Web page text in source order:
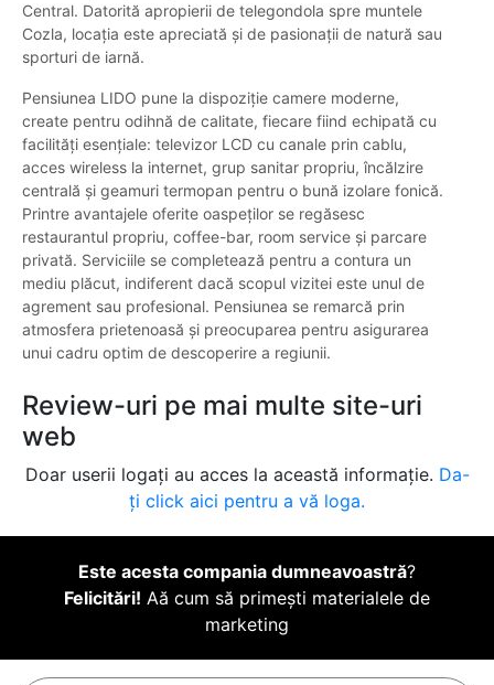
Central. Datorită apropierii de telegondola spre muntele
Cozla, locația este apreciată și de pasionații de natură sau
sporturi de iarnă.
Pensiunea LIDO pune la dispoziție camere moderne,
create pentru odihnă de calitate, fiecare fiind echipată cu
facilități esențiale: televizor LCD cu canale prin cablu,
acces wireless la internet, grup sanitar propriu, încălzire
centrală și geamuri termopan pentru o bună izolare fonică.
Printre avantajele oferite oaspeților se regăsesc
restaurantul propriu, coffee-bar, room service și parcare
privată. Serviciile se completează pentru a contura un
mediu plăcut, indiferent dacă scopul vizitei este unul de
agrement sau profesional. Pensiunea se remarcă prin
atmosfera prietenoasă și preocuparea pentru asigurarea
unui cadru optim de descoperire a regiunii.
Review-uri pe mai multe site-uri
web
Doar userii logați au acces la această informație. Da-
ți click aici pentru a vă loga.
Este acesta compania dumneavoastră?
Felicitări! Aă cum să primești materialele de
marketing